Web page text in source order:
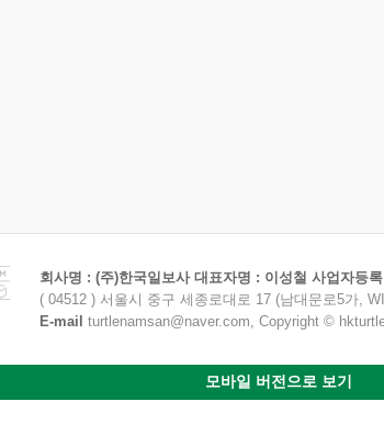
회사명 : (주)한국일보사 대표자명 : 이성철 사업자등
( 04512 ) 서울시 중구 세종로대로 17 (남대문로5가,
E-mail turtlenamsan@naver.com, Copyright ©
모바일 버전으로 보기